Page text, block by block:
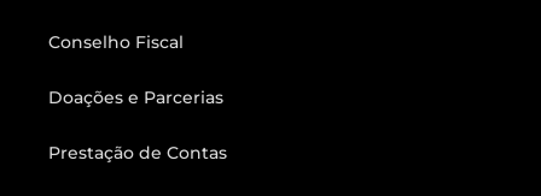
Conselho Fiscal
Doações e Parcerias
Prestação de Contas